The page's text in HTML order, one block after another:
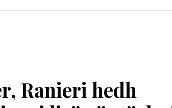
Ranieri hedh